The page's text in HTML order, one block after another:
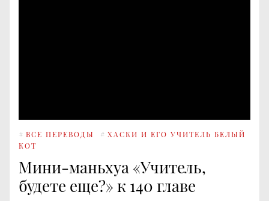
# ВСЕ ПЕРЕВОДЫ # ХАСКИ И ЕГО УЧИТЕЛЬ БЕЛЫЙ
КОТ
Мини-маньхуа «Учитель,
будете еще?» к 140 главе